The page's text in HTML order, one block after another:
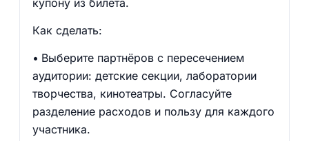
купону из билета.
Как сделать:
Выберите партнёров с пересечением
аудитории: детские секции, лаборатории
творчества, кинотеатры. Согласуйте
разделение расходов и пользу для каждого
участника.